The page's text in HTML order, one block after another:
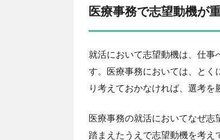
医療事務で志望動機が
就活において志望動機は、仕事
す。医療事務においては、と
り考えておかなければ、選考を
医療事務の就活においてなぜ
踏まえたうえで志望動機を考え